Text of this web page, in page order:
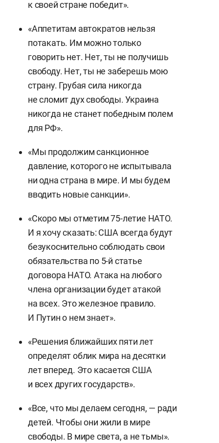
к своей стране победит».
«Аппетитам автократов нельзя
потакать. Им можно только
говорить нет. Нет, ты не получишь
свободу. Нет, ты не заберешь мою
страну. Грубая сила никогда
не сломит дух свободы. Украина
никогда не станет победным полем
для РФ».
«Мы продолжим санкционное
давление, которого не испытывала
ни одна страна в мире. И мы будем
вводить новые санкции».
«Скоро мы отметим 75-летие НАТО.
И я хочу сказать: США всегда будут
безукоснительно соблюдать свои
обязательства по 5-й статье
договора НАТО. Атака на любого
члена организации будет атакой
на всех. Это железное правило.
И Путин о нем знает».
«Решения ближайших пяти лет
определят облик мира на десятки
лет вперед. Это касается США
и всех других государств».
«Все, что мы делаем сегодня, — ради
детей. Чтобы они жили в мире
свободы. В мире света, а не тьмы».